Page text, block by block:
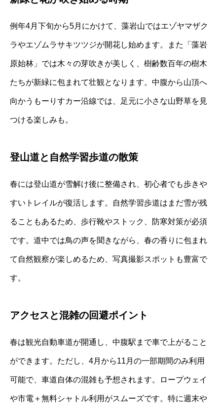
例年4月下旬から5月にかけて、藻岩山ではエゾヤマザク
ラやエゾムラサキツツジが開花し始めます。また「藻岩
原始林」では木々の芽吹きが美しく、樹齢数百年の樹木
たちが新緑に包まれて壮観となります。中腹から山頂へ
向かうもーりすカー沿線では、足元に小さな山野草を見
つける楽しみも。
登山道と自然学習歩道の散策
春には登山道が雪解け後に整備され、初心者でも歩きや
すいトレイルが復活します。自然学習歩道はまだ雪が残
ることもあるため、歩行靴やストック、防寒対策が必須
です。道中では鳥の声を聞きながら、春の香りに包まれ
て自然観察が楽しめるため、写真撮影スポットも豊富で
す。
アクセスと混雑の回避ポイント
春は観光自動車道が開通し、中腹駅まで車で上がること
ができます。ただし、4月から11月の一部期間のみ利用
可能で、車道自体の混雑も予想されます。ロープウェイ
や市電＋無料シャトル利用がスムーズです。特に週末や